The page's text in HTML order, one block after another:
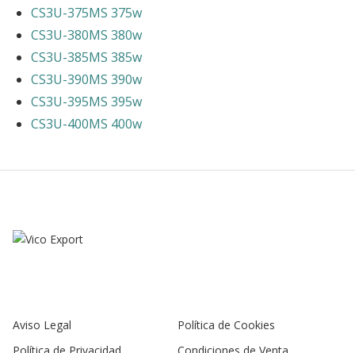
CS3U-375MS 375w
CS3U-380MS 380w
CS3U-385MS 385w
CS3U-390MS 390w
CS3U-395MS 395w
CS3U-400MS 400w
Aviso Legal
Política de Cookies